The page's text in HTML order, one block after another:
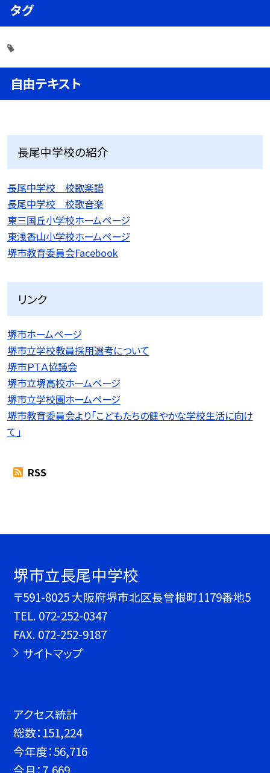
タグ
自由テキスト
長尾中学校の紹介
長尾中学校 校歌楽譜
長尾中学校 校歌音楽
東三国丘小学校ホームページ
東浅香山小学校ホームページ
堺市教育委員会Facebook
リンク
堺市ホームページ
堺市立学校教員採用選考について
堺市ＰＴＡ協議会
堺市立堺高校ホームページ
堺市立学校園ホームページ
堺市教育委員会より「こどもたちの健やかな学校生活に向け
て」
RSS
堺市立長尾中学校
〒591-8025 大阪府堺市北区長曾根町1179番地5
TEL. 072-252-0347
FAX. 072-252-9187
サイトマップ
アクセス統計
総数： 151,224
今年度：56,716
今月：7,669